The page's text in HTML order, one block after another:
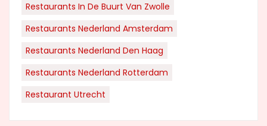
Restaurants In De Buurt Van Zwolle
Restaurants Nederland Amsterdam
Restaurants Nederland Den Haag
Restaurants Nederland Rotterdam
Restaurant Utrecht